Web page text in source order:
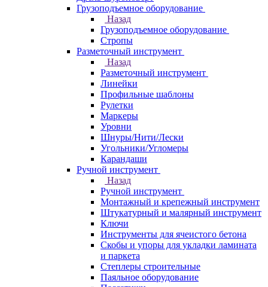
Грузоподъемное оборудование
Назад
Грузоподъемное оборудование
Стропы
Разметочный инструмент
Назад
Разметочный инструмент
Линейки
Профильные шаблоны
Рулетки
Маркеры
Уровни
Шнуры/Нити/Лески
Угольники/Угломеры
Карандаши
Ручной инструмент
Назад
Ручной инструмент
Монтажный и крепежный инструмент
Штукатурный и малярный инструмент
Ключи
Инструменты для ячеистого бетона
Скобы и упоры для укладки ламината
и паркета
Степлеры строительные
Паяльное оборудование